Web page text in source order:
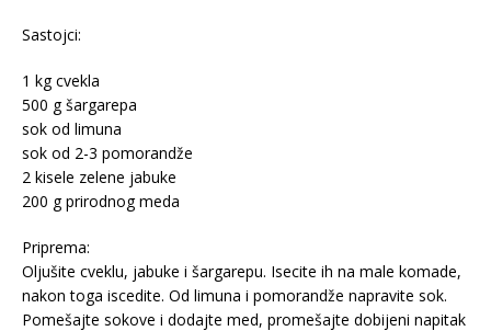
Sastojci:
1 kg cvekla
500 g šargarepa
sok od limuna
sok od 2-3 pomorandže
2 kisele zelene jabuke
200 g prirodnog meda
Priprema:
Oljušite cveklu, jabuke i šargarepu. Isecite ih na male komade,
nakon toga iscedite. Od limuna i pomorandže napravite sok.
Pomešajte sokove i dodajte med, promešajte dobijeni napitak